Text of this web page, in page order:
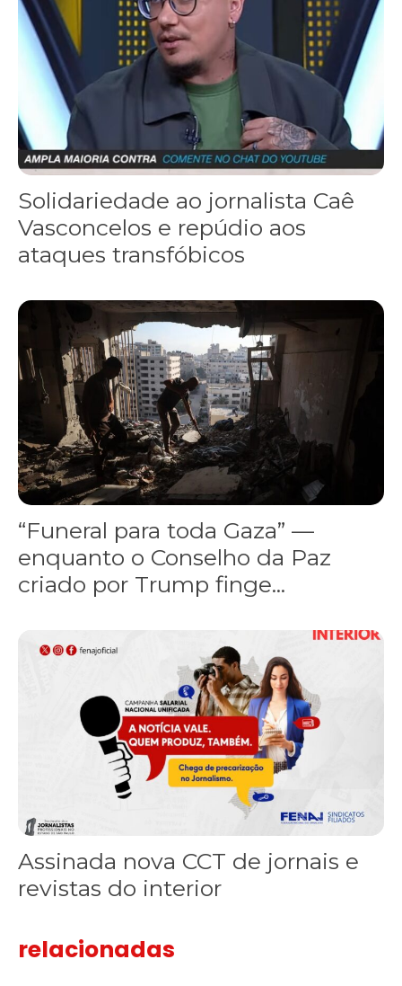
Solidariedade ao jornalista Caê
Vasconcelos e repúdio aos
ataques transfóbicos
“Funeral para toda Gaza” — enquanto o Conselho da Paz
“Funeral para toda Gaza” —
enquanto o Conselho da Paz
criado por Trump finge...
Assinada nova CCT de jornais e revistas do interior
Assinada nova CCT de jornais e
revistas do interior
relacionadas